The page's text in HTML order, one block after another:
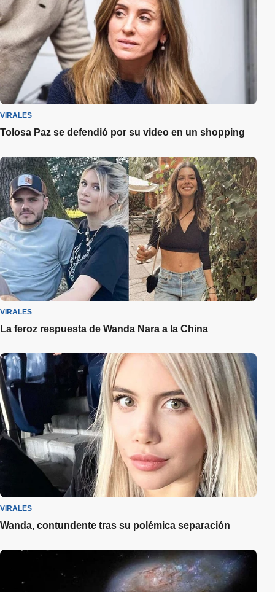
VIRALES
Tolosa Paz se defendió por su video en un shopping
VIRALES
La feroz respuesta de Wanda Nara a la China
VIRALES
Wanda, contundente tras su polémica separación